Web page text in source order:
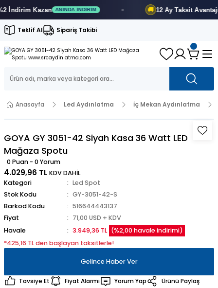
Kazan ANINDA İNDIRIM 12 Ay Taksit Avantajı
Teklif Al Sipariş Takibi
Anasayfa Led Aydınlatma İç Mekan Aydınlatma
GOYA GY 3051-42 Siyah Kasa 36 Watt LED
Mağaza Spotu
0 Puan - 0 Yorum
4.029,96 TL KDV DAHİL
Kategori
Led Spot
Stok Kodu
GY-3051-42-S
Barkod Kodu
516644443137
Fiyat
71,00 USD + KDV
Havale
3.949,36 TL (%2,00 havale indirimi)
*425,16 TL den başlayan taksitlerle!
Gelince Haber Ver
Tavsiye Et Fiyat Alarmı Yorum Yap
Ürünü Paylaş